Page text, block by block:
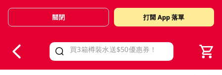
Valid Until 30 June 2026
關閉 打開 App 落單